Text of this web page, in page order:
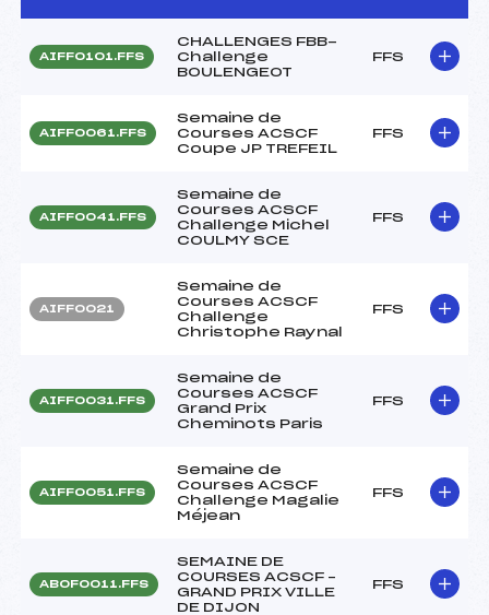
AIFF0101.FFS
CHALLENGES FBB-
Challenge
BOULENGEOT
FFS
AIFF0061.FFS
Semaine de
Courses ACSCF
Coupe JP TREFEIL
FFS
AIFF0041.FFS
Semaine de
Courses ACSCF
Challenge Michel
COULMY SCE
FFS
AIFF0021
Semaine de
Courses ACSCF
Challenge
Christophe Raynal
FFS
AIFF0031.FFS
Semaine de
Courses ACSCF
Grand Prix
Cheminots Paris
FFS
AIFF0051.FFS
Semaine de
Courses ACSCF
Challenge Magalie
Méjean
FFS
ABOF0011.FFS
SEMAINE DE
COURSES ACSCF –
GRAND PRIX VILLE
DE DIJON
FFS